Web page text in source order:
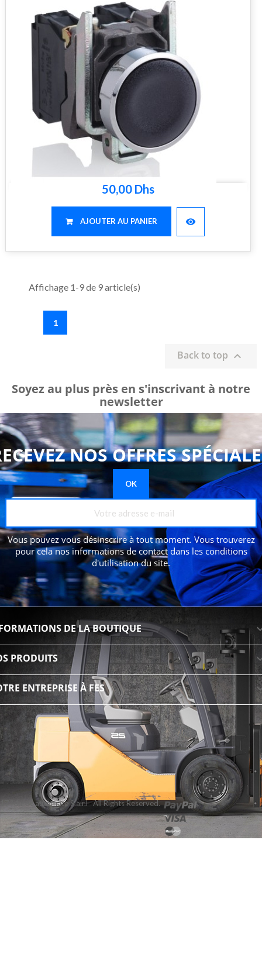
50,00 Dhs
AJOUTER AU PANIER visibility
Affichage 1-9 de 9 article(s)
1
Back to top 
Soyez au plus près en s'inscrivant à notre
newsletter
NOS OFFRES
Vous pouvez vous désinscrire à tout moment. Vous trouverez
pour cela nos informations de contact dans les conditions
d'utilisation du site.
DE LA BOUTIQUE
PRODUITS
ENTREPRISE À FES
Maroc automate S.a.r.l All Rights Reserved.